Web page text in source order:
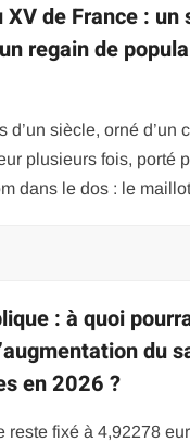
de France : un
regain de
d’un siècle, orné d’un
plusieurs fois, porté
dans le dos : le
: à quoi
du
en 2026 ?
reste fixé à 4,92278